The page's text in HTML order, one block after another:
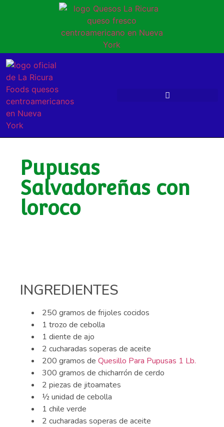
Pupusas
Salvadoreñas con
loroco
INGREDIENTES
250 gramos de frijoles cocidos
1 trozo de cebolla
1 diente de ajo
2 cucharadas soperas de aceite
200 gramos de Quesillo Para Pupusas 1 Lb.
300 gramos de chicharrón de cerdo
2 piezas de jitoamates
½ unidad de cebolla
1 chile verde
2 cucharadas soperas de aceite